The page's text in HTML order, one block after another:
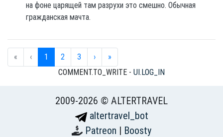
на фоне царящей там разрухи это смешно. Обычная
гражданская мачта.
« ‹ 1 2 3 ›
»
COMMENT.TO_WRITE - UI.LOG_IN
2009-2026 © ALTERTRAVEL
altertravel_bot
Patreon | Boosty